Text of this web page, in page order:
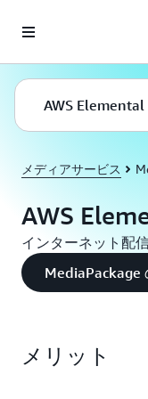
AWS
メディアサービス
AWS
インターネット配
MediaPackage
メリット